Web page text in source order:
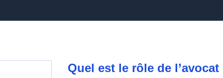
Quel est le rôle de l’avocat